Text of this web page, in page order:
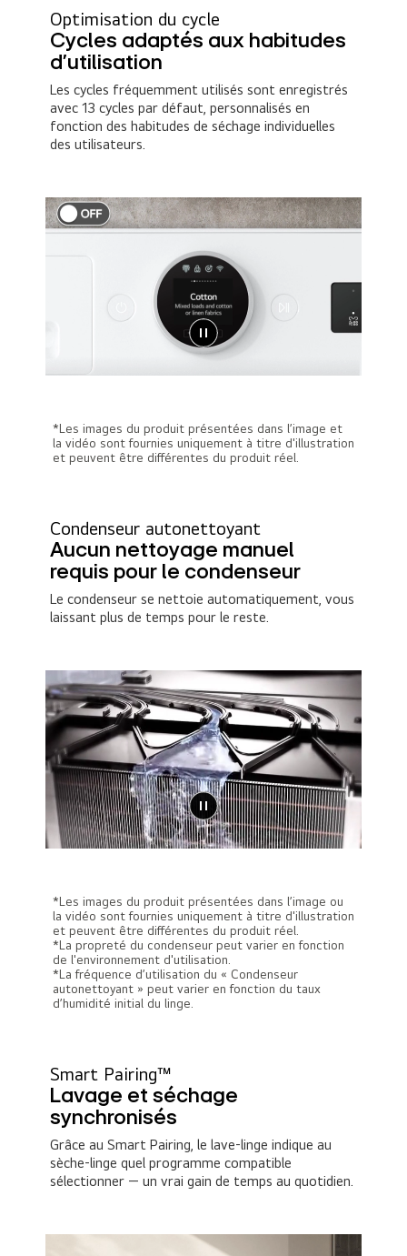
Optimisation du cycle
Cycles adaptés aux habitudes
d’utilisation
Les cycles fréquemment utilisés sont enregistrés
avec 13 cycles par défaut, personnalisés en
fonction des habitudes de séchage individuelles
des utilisateurs.
*Les images du produit présentées dans l’image et
la vidéo sont fournies uniquement à titre d'illustration
et peuvent être différentes du produit réel.
Condenseur autonettoyant
Aucun nettoyage manuel
requis pour le condenseur
Le condenseur se nettoie automatiquement, vous
laissant plus de temps pour le reste.
*Les images du produit présentées dans l’image ou
la vidéo sont fournies uniquement à titre d'illustration
et peuvent être différentes du produit réel.
*La propreté du condenseur peut varier en fonction
de l'environnement d'utilisation.
*La fréquence d’utilisation du « Condenseur
autonettoyant » peut varier en fonction du taux
d’humidité initial du linge.
Smart Pairing™
Lavage et séchage
synchronisés
Grâce au Smart Pairing, le lave-linge indique au
sèche-linge quel programme compatible
sélectionner — un vrai gain de temps au quotidien.